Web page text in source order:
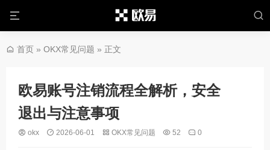
首页 » OKX常见问题 » 正文
欧易账号注销流程全解析，安全
退出与注意事项
okx 2026-06-01 OKX常见问题 52 0